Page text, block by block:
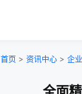
首页 > 资讯中心 > 企